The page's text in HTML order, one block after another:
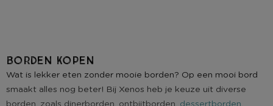
Borden kopen
Wat is lekker eten zonder mooie borden? Op een mooi bord
smaakt alles nog beter! Bij Xenos heb je keuze uit diverse
borden, zoals dinerborden, ontbijtborden, dessertborden